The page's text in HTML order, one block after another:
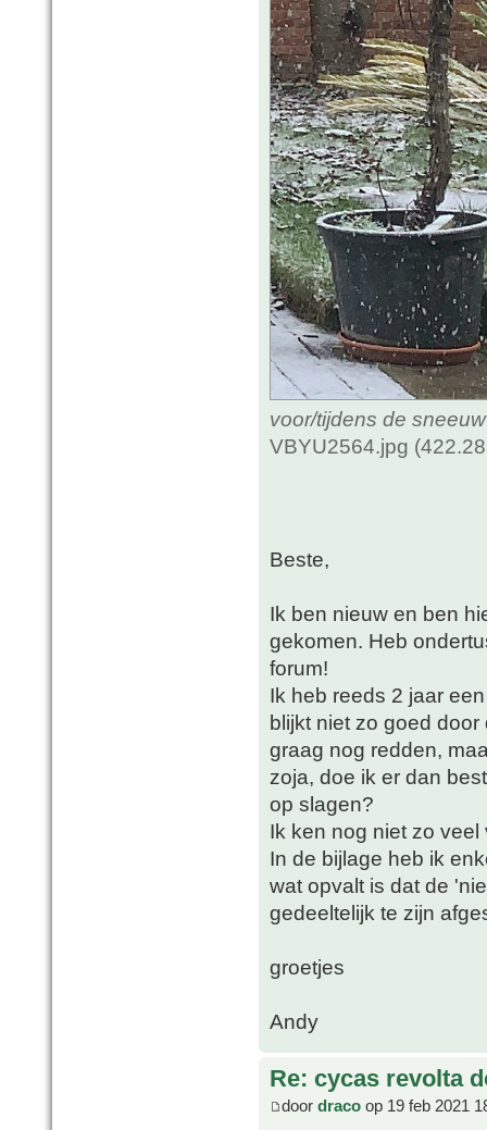
voor/tijdens de sneeuw
VBYU2564.jpg
Beste,
Ik ben nieuw en ben
gekomen. Heb
forum!
Ik heb reeds 2 jaar
blijkt niet zo goed
graag nog redden,
zoja, doe ik er dan
op slagen?
Ik ken nog niet zo
In de bijlage heb ik
wat opvalt is dat de
gedeeltelijk te zijn
groetjes
Andy
Re: cycas revolta
door draco op 19 feb 2021